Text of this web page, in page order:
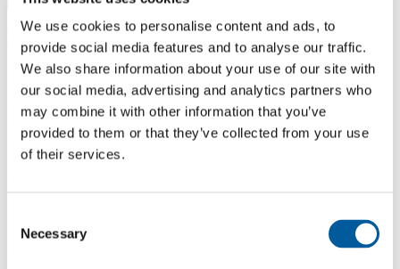
We use cookies to personalise content and ads, to
provide social media features and to analyse our traffic.
We also share information about your use of our site with
our social media, advertising and analytics partners who
may combine it with other information that you’ve
provided to them or that they’ve collected from your use
of their services.
Selection
Necessary
Menu
Domů
DUB TOSKÁNSKÝ 6328-E
DUB TOSKÁNSKÝ 6328-E
Dotaz
Odpověď